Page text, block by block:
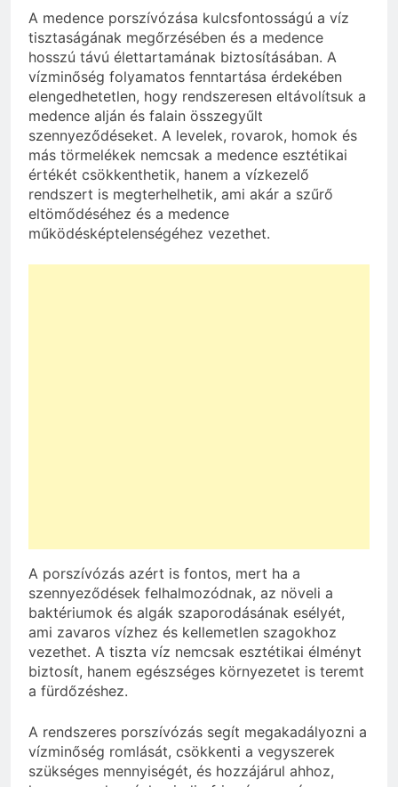
A medence porszívózása kulcsfontosságú a víz
tisztaságának megőrzésében és a medence
hosszú távú élettartamának biztosításában. A
vízminőség folyamatos fenntartása érdekében
elengedhetetlen, hogy rendszeresen eltávolítsuk a
medence alján és falain összegyűlt
szennyeződéseket. A levelek, rovarok, homok és
más törmelékek nemcsak a medence esztétikai
értékét csökkenthetik, hanem a vízkezelő
rendszert is megterhelhetik, ami akár a szűrő
eltömődéséhez és a medence
működésképtelenségéhez vezethet.
A porszívózás azért is fontos, mert ha a
szennyeződések felhalmozódnak, az növeli a
baktériumok és algák szaporodásának esélyét,
ami zavaros vízhez és kellemetlen szagokhoz
vezethet. A tiszta víz nemcsak esztétikai élményt
biztosít, hanem egészséges környezetet is teremt
a fürdőzéshez.
A rendszeres porszívózás segít megakadályozni a
vízminőség romlását, csökkenti a vegyszerek
szükséges mennyiségét, és hozzájárul ahhoz,